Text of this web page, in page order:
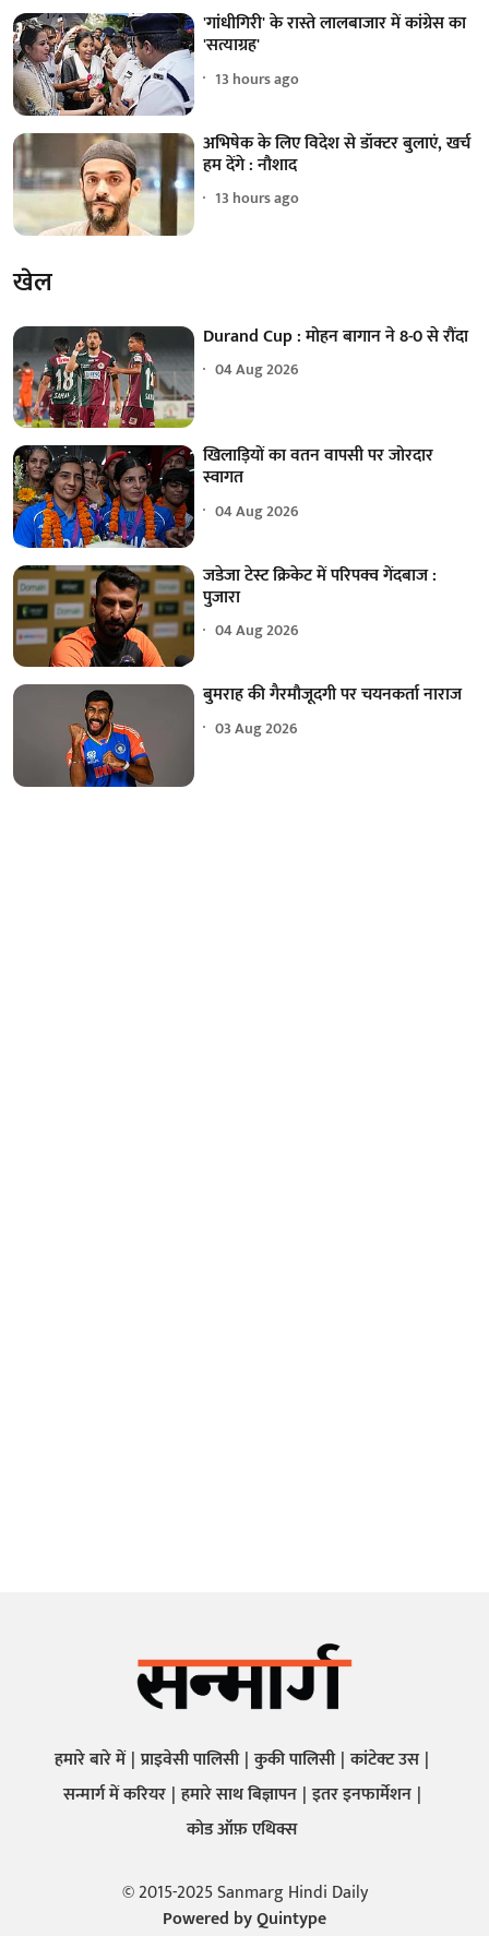
'गांधीगिरी' के रास्ते लालबाजार में कांग्रेस का
'सत्याग्रह'
13 hours ago
अभिषेक के लिए विदेश से डॉक्टर बुलाएं, खर्च
हम देंगे : नौशाद
13 hours ago
खेल
Durand Cup : मोहन बागान ने 8-0 से रौंदा
04 Aug 2026
खिलाड़ियों का वतन वापसी पर जोरदार
स्वागत
04 Aug 2026
जडेजा टेस्ट क्रिकेट में परिपक्व गेंदबाज :
पुजारा
04 Aug 2026
बुमराह की गैरमौजूदगी पर चयनकर्ता नाराज
03 Aug 2026
हमारे बारे में प्राइवेसी पालिसी कुकी पालिसी कांटेक्ट उस
सन्मार्ग में करियर हमारे साथ बिज्ञापन इतर इनफार्मेशन
कोड ऑफ़ एथिक्स
© 2015-2025 Sanmarg Hindi Daily
Powered byQuintype